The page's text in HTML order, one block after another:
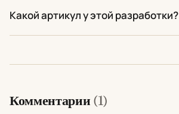
Какой артикул у этой разработки?
Комментарии (1)